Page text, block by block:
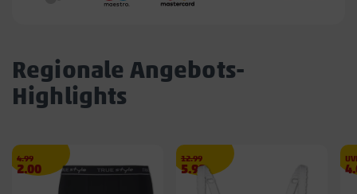
Regionale Angebots-
Highlights
Streichpreis
4.99€
Angebotspreis
2.00
2.00
Streichpreis
12.99€
Angebotspreis
5.99
5.99